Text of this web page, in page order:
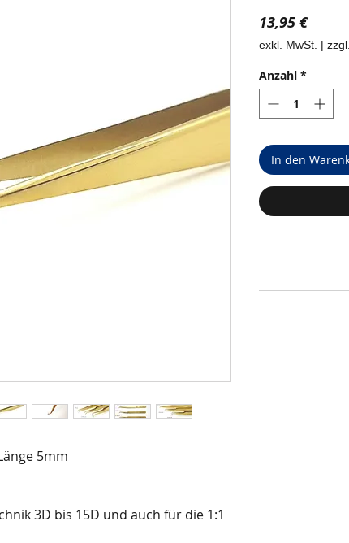
5mm
3D bis 15D und auch für die 1:1
13,95 €Preis
exkl. MwSt. |
Anzahl *
In den